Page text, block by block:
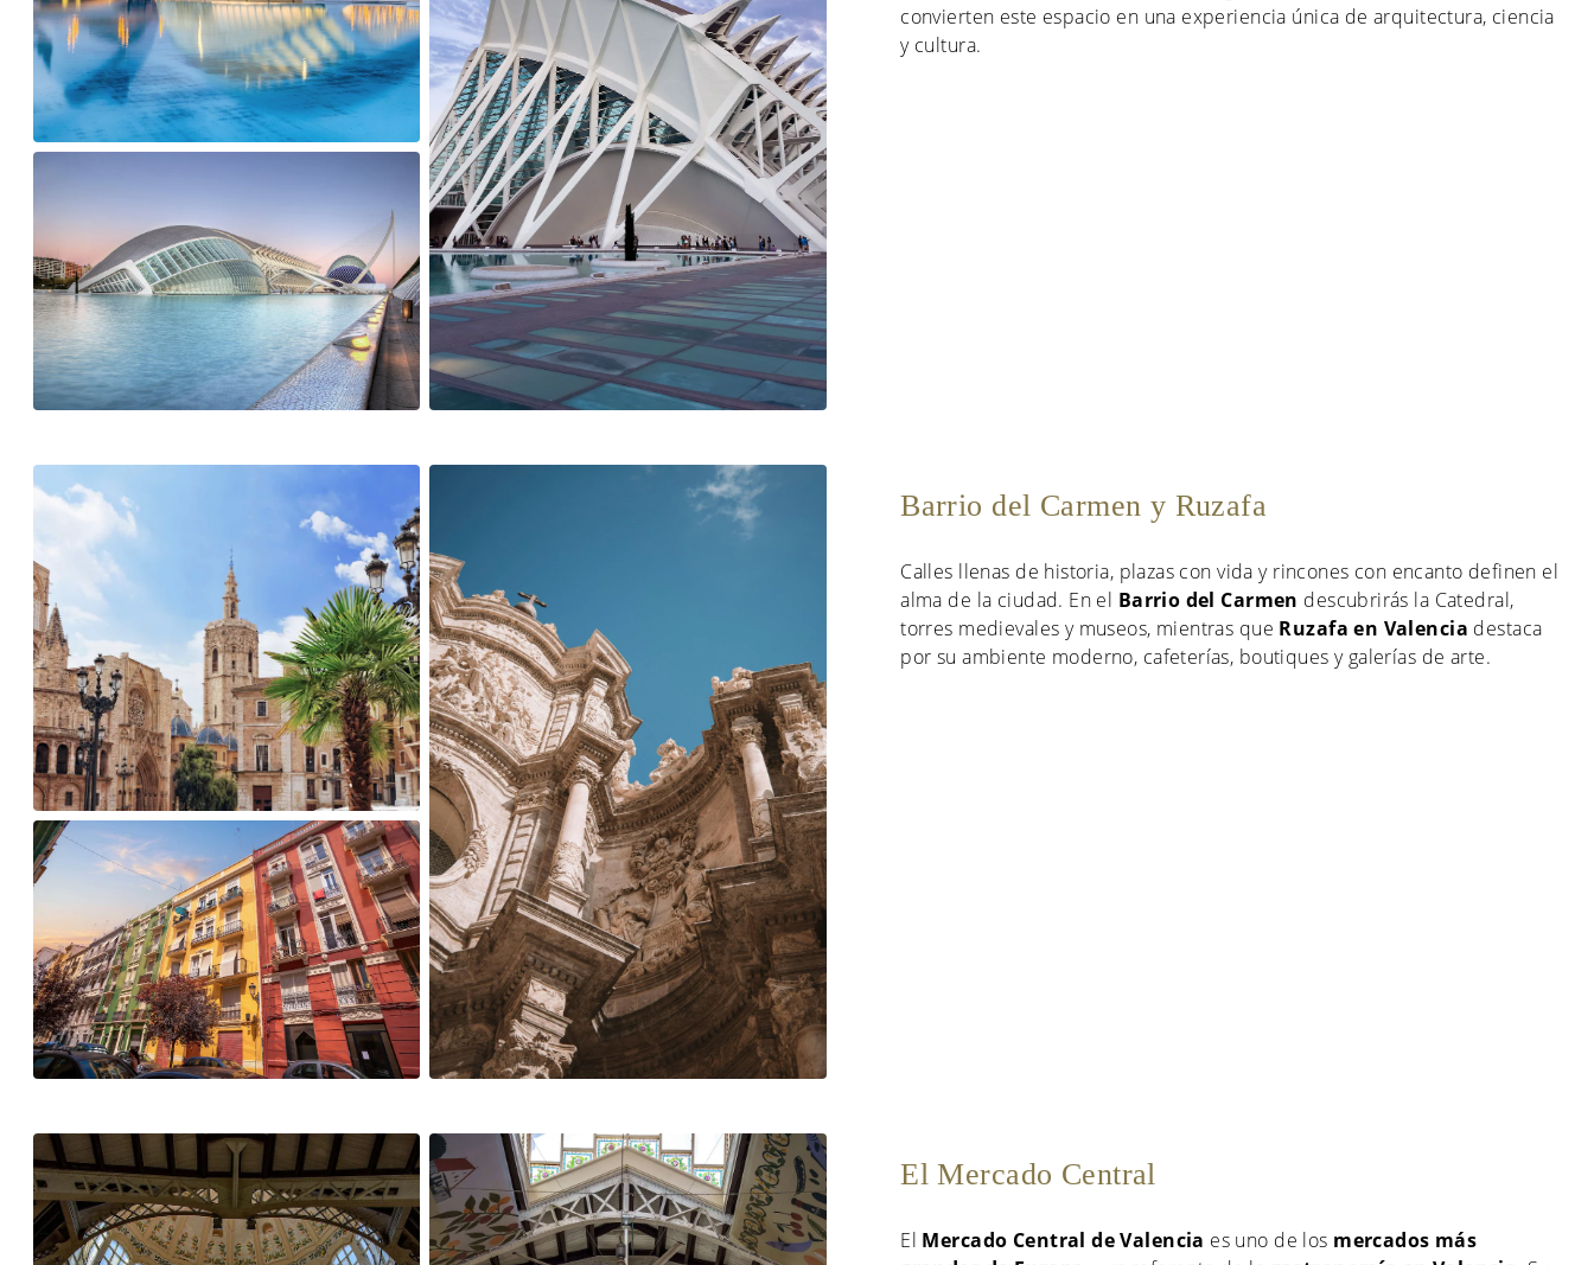
convierten este espacio en una experiencia única de arquitectura, ciencia
y cultura.
Barrio del Carmen y Ruzafa
Calles llenas de historia, plazas con vida y rincones con encanto definen el
alma de la ciudad. En el Barrio del Carmen descubrirás la Catedral,
torres medievales y museos, mientras que Ruzafa en Valencia destaca
por su ambiente moderno, cafeterías, boutiques y galerías de arte.
El Mercado Central
El Mercado Central de Valencia es uno de los mercados más